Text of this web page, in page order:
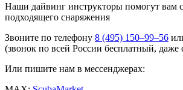
Наши дайвинг инструкторы помогут вам
подходящего снаряжения
Звоните по телефону 8 (495) 150–99–56
(звонок по всей России бесплатный, даже
Или пишите нам в мессенджерах: